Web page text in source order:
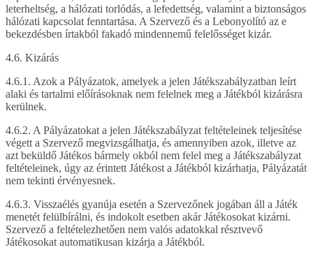
leterheltség, a hálózati torlódás, a lefedettség, valamint a biztonságos
hálózati kapcsolat fenntartása. A Szervező és a Lebonyolító az e
bekezdésben írtakból fakadó mindennemű felelősséget kizár.
4.6. Kizárás
4.6.1. Azok a Pályázatok, amelyek a jelen Játékszabályzatban leírt
alaki és tartalmi előírásoknak nem felelnek meg a Játékból kizárásra
kerülnek.
4.6.2. A Pályázatokat a jelen Játékszabályzat feltételeinek teljesítése
végett a Szervező megvizsgálhatja, és amennyiben azok, illetve az
azt beküldő Játékos bármely okból nem felel meg a Játékszabályzat
feltételeinek, úgy az érintett Játékost a Játékból kizárhatja, Pályázatát
nem tekinti érvényesnek.
4.6.3. Visszaélés gyanúja esetén a Szervezőnek jogában áll a Játék
menetét felülbírálni, és indokolt esetben akár Játékosokat kizárni.
Szervező a feltételezhetően nem valós adatokkal résztvevő
Játékosokat automatikusan kizárja a Játékból.